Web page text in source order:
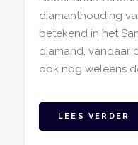
diamanthouding
betekend in het
diamand, vandaar
ook nog weleens
LEES VERDER